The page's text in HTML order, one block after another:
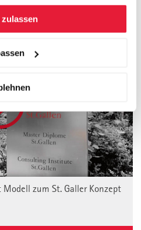
zulassen
zum St. Galler Konzept